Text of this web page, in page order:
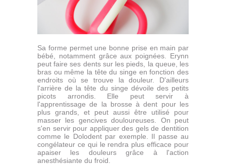
Sa forme permet une bonne prise en main par
bébé, notamment grâce aux poignées. Erynn
peut faire ses dents sur les pieds, la queue, les
bras ou même la tête du singe en fonction des
endroits où se trouve la douleur. D'ailleurs
l'arrière de la tête du singe dévoile des petits
picots arrondis. Elle peut servir à
l'apprentissage de la brosse à dent pour les
plus grands, et peut aussi être utilisé pour
masser les gencives douloureuses. On peut
s'en servir pour appliquer des gels de dentition
comme le Dolodent par exemple. Il passe au
congélateur ce qui le rendra plus efficace pour
apaiser les douleurs grâce à l'action
anesthésiante du froid.